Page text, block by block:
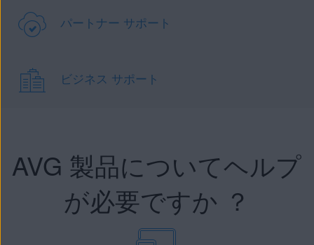
パートナー サポート
ビジネス サポート
AVG 製品についてヘルプ
が必要ですか ？